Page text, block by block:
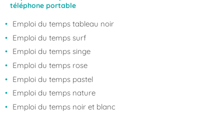
téléphone portable
Emploi du temps tableau noir
Emploi du temps surf
Emploi du temps singe
Emploi du temps rose
Emploi du temps pastel
Emploi du temps nature
Emploi du temps noir et blanc